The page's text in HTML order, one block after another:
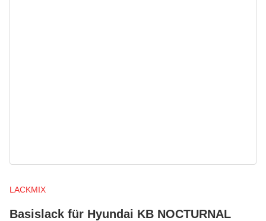
LACKMIX
Basislack für Hyundai KB NOCTURNAL